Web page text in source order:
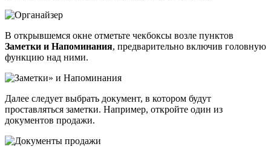
В открывшемся окне отметьте чекбоксы возле пунктов
Заметки и Напоминания, предварительно включив головную
функцию над ними.
Далее следует выбрать документ, в котором будут
проставляться заметки. Например, откройте один из
документов продажи.